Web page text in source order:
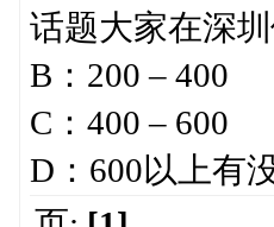
话题大家在深
B：200 – 400
C：400 – 600
D：600以上有